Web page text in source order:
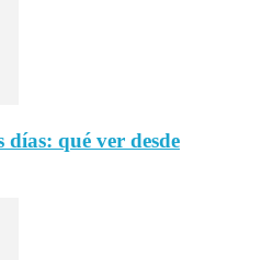
días: qué ver desde